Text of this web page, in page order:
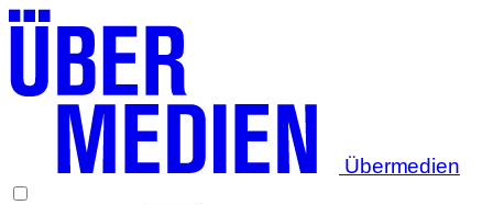
Übermedien